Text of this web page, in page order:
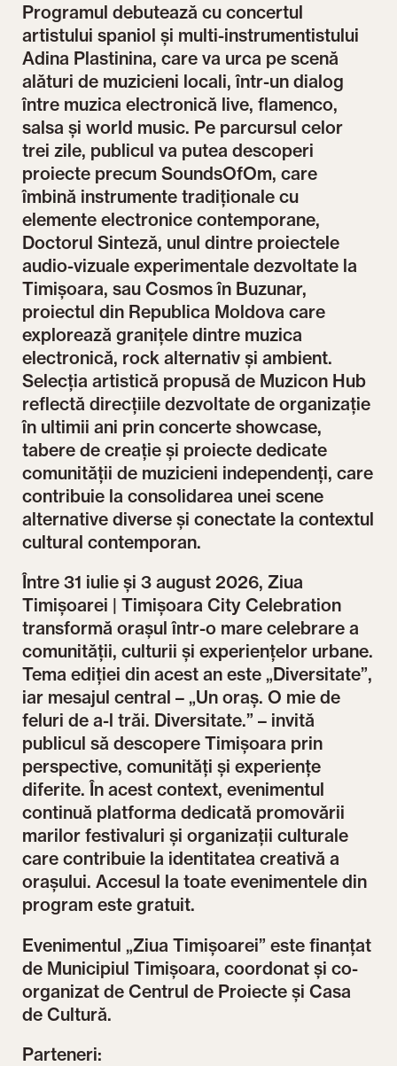
Programul debutează cu concertul
artistului spaniol și multi-instrumentistului
Adina Plastinina, care va urca pe scenă
alături de muzicieni locali, într-un dialog
între muzica electronică live, flamenco,
salsa și world music. Pe parcursul celor
trei zile, publicul va putea descoperi
proiecte precum SoundsOfOm, care
îmbină instrumente tradiționale cu
elemente electronice contemporane,
Doctorul Sinteză, unul dintre proiectele
audio-vizuale experimentale dezvoltate la
Timișoara, sau Cosmos în Buzunar,
proiectul din Republica Moldova care
explorează granițele dintre muzica
electronică, rock alternativ și ambient.
Selecția artistică propusă de Muzicon Hub
reflectă direcțiile dezvoltate de organizație
în ultimii ani prin concerte showcase,
tabere de creație și proiecte dedicate
comunității de muzicieni independenți, care
contribuie la consolidarea unei scene
alternative diverse și conectate la contextul
cultural contemporan.
Între 31 iulie și 3 august 2026, Ziua
Timișoarei | Timișoara City Celebration
transformă orașul într-o mare celebrare a
comunității, culturii și experiențelor urbane.
Tema ediției din acest an este „Diversitate”,
iar mesajul central – „Un oraș. O mie de
feluri de a-l trăi. Diversitate.” – invită
publicul să descopere Timișoara prin
perspective, comunități și experiențe
diferite. În acest context, evenimentul
continuă platforma dedicată promovării
marilor festivaluri și organizații culturale
care contribuie la identitatea creativă a
orașului. Accesul la toate evenimentele din
program este gratuit.
Evenimentul „Ziua Timișoarei” este finanțat
de Municipiul Timișoara, coordonat și co-
organizat de Centrul de Proiecte și Casa
de Cultură.
Parteneri: